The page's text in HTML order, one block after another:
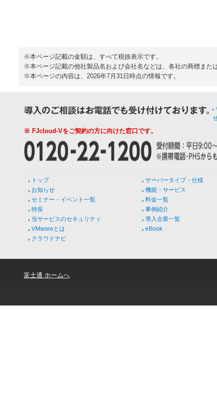
※本ページ記載の金額は、すべて税抜表示です。
※本ページ記載の他社製品名および会社名などは、各社の商標また
※本ページの内容は、2026年7月31日時点の情報です。
※ FJcloud-Vをご契約の方に向けた窓口です。
トップ
お知らせ
セミナー・イベント一覧
特長
当サービスのセキュリティ
VMwareとは
クラウドナビ
サーバータイプ・仕様
機能・サービス
料金一覧
事例紹介
導入企業一覧
eBook
富士通 ホームへ